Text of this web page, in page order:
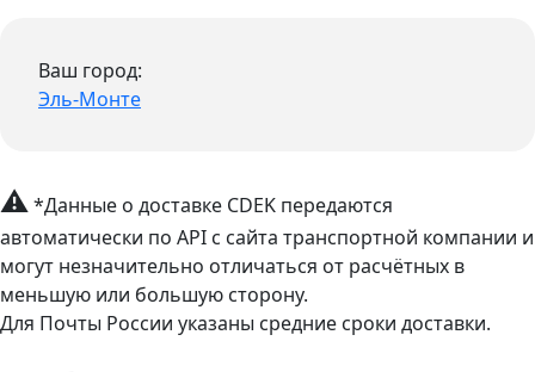
Ваш город:
Эль-Монте
⚠*Данные о доставке CDEK передаются
автоматически по API с сайта транспортной компании и
могут незначительно отличаться от расчётных в
меньшую или большую сторону.
Для Почты России указаны средние сроки доставки.